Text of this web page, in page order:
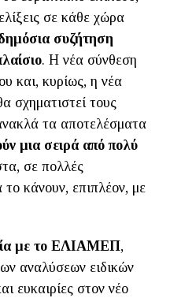
σε κάθε χώρα
συζήτηση
. Η νέα σύνθεση
και, κυρίως, η νέα
σχηματιστεί τους
τα αποτελέσματα
μια σειρά από πολύ
σε πολλές
το κάνουν, επιπλέον, με
με το ΕΛΙΑΜΕΠ,
αναλύσεων ειδικών
ευκαιρίες στον νέο